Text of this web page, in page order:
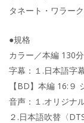
タネート・ワラー
●規格
カラー／本編 130
字幕：１.日本語字
【BD】本編 16:９
音声：１.オリジナ
２.日本語吹替〈